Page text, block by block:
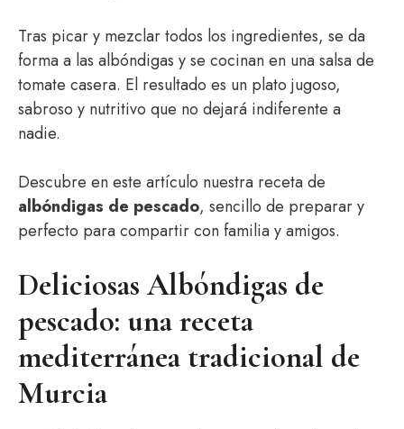
Tras picar y mezclar todos los ingredientes, se da
forma a las albóndigas y se cocinan en una salsa de
tomate casera. El resultado es un plato jugoso,
sabroso y nutritivo que no dejará indiferente a
nadie.
Descubre en este artículo nuestra receta de
albóndigas de pescado, sencillo de preparar y
perfecto para compartir con familia y amigos.
Deliciosas Albóndigas de
pescado: una receta
mediterránea tradicional de
Murcia